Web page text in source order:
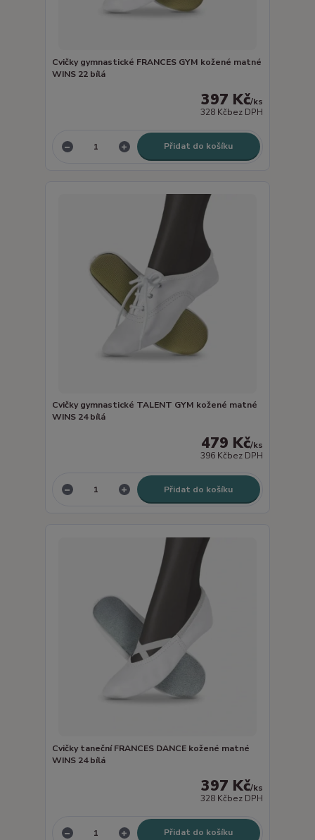
Cvičky gymnastické FRANCES GYM kožené matné
WINS 22 bílá
397 Kč/ks
328 Kčbez DPH
Přidat do košíku
Cvičky gymnastické TALENT GYM kožené matné
WINS 24 bílá
479 Kč/ks
396 Kčbez DPH
Přidat do košíku
Cvičky taneční FRANCES DANCE kožené matné
WINS 24 bílá
397 Kč/ks
328 Kčbez DPH
Přidat do košíku